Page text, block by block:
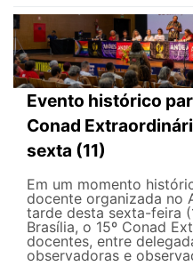
Evento histórico
Conad
sexta (11)
Em um momento
docente organizada no
tarde desta sexta-feira
Brasília, o 15º Conad
docentes, entre
observadoras e